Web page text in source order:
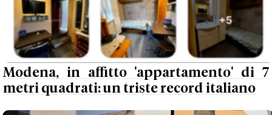
Modena, in affitto 'appartamento' di 7
metri quadrati: un triste record italiano